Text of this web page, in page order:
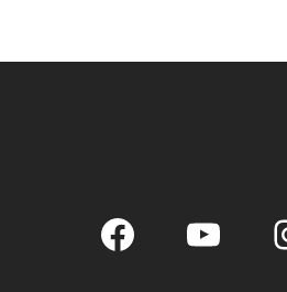
Facebook